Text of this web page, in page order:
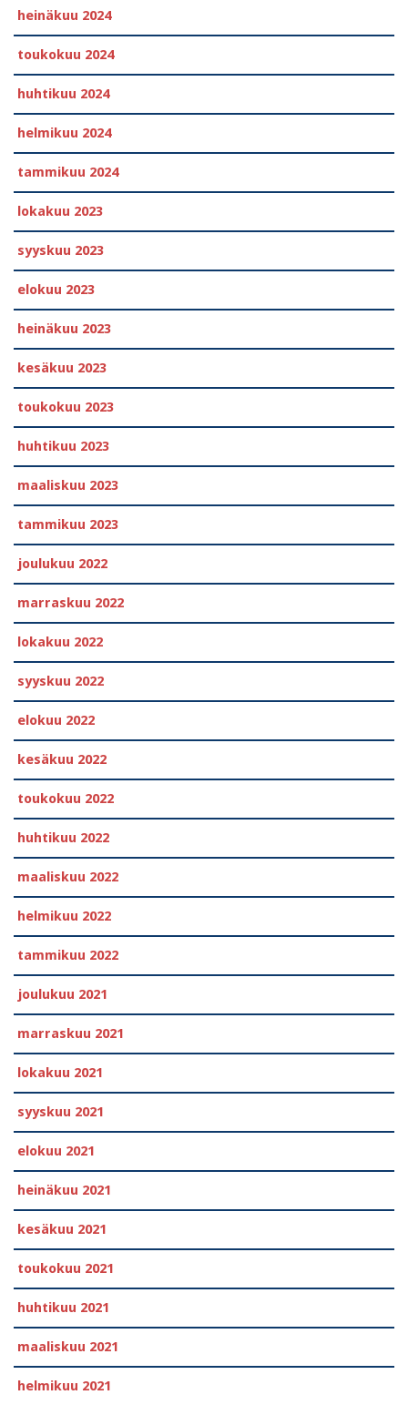
heinäkuu 2024
toukokuu 2024
huhtikuu 2024
helmikuu 2024
tammikuu 2024
lokakuu 2023
syyskuu 2023
elokuu 2023
heinäkuu 2023
kesäkuu 2023
toukokuu 2023
huhtikuu 2023
maaliskuu 2023
tammikuu 2023
joulukuu 2022
marraskuu 2022
lokakuu 2022
syyskuu 2022
elokuu 2022
kesäkuu 2022
toukokuu 2022
huhtikuu 2022
maaliskuu 2022
helmikuu 2022
tammikuu 2022
joulukuu 2021
marraskuu 2021
lokakuu 2021
syyskuu 2021
elokuu 2021
heinäkuu 2021
kesäkuu 2021
toukokuu 2021
huhtikuu 2021
maaliskuu 2021
helmikuu 2021